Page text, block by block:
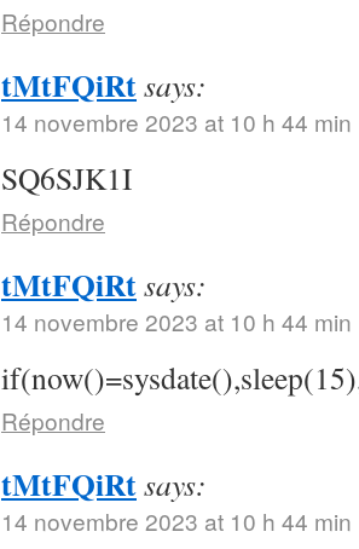
Répondre
tMtFQiRtsays:
14 novembre 2023 at 10 h 44 min
SQ6SJK1I
Répondre
tMtFQiRtsays:
14 novembre 2023 at 10 h 44 min
Répondre
tMtFQiRtsays:
14 novembre 2023 at 10 h 44 min